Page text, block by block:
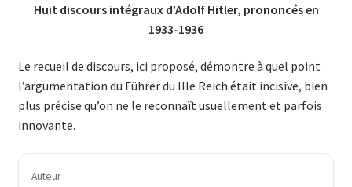
Huit discours intégraux d’Adolf Hitler, prononcés en
1933-1936
Le recueil de discours, ici proposé, démontre à quel point
l’argumentation du Führer du IIIe Reich était incisive, bien
plus précise qu’on ne le reconnaît usuellement et parfois
innovante.
Auteur